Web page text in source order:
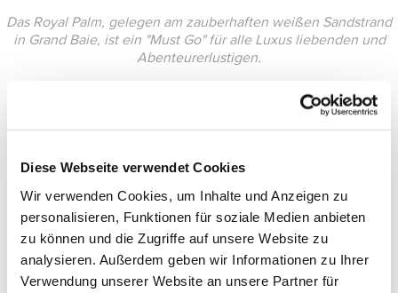
Diese Webseite verwendet Cookies
Wir verwenden Cookies, um Inhalte und Anzeigen zu
personalisieren, Funktionen für soziale Medien anbieten
zu können und die Zugriffe auf unsere Website zu
analysieren. Außerdem geben wir Informationen zu Ihrer
Verwendung unserer Website an unsere Partner für
Das Royal Palm, gelegen am zauberhaften weißen Sandstrand
in Grand Baie, ist ein "Must Go" für alle Luxus liebenden und
Abenteurerlustigen.